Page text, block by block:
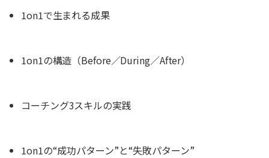
1on1で生まれる成果
1on1の構造（Before／During／After）
コーチング3スキルの実践
1on1の“成功パターン”と“失敗パターン”